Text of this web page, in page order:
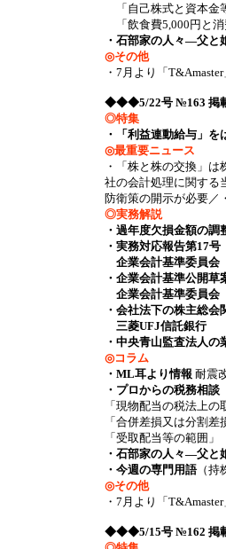
「自己株式と資本金
「飲食費5,000円と消
・石部家の人々―父と
◎その他
・7月より「
◆◆◆5/22号 №163 掲
◎特集
・「利益連動給与」
◎最重要ニュース
・「株と株の交換」
社の会計処理に関する
防衛策の開示が必要／
◎実務解説
・過年度欠損金額の
・実務対応報告第17
企業会計基準委員
・企業会計基準公開
企業会計基準委員
・会社法下の株主総
三菱UFJ信託銀行
・中央青山監査法人
◎コラム
・ML耳より情報 耐震
・プロからの税務相
「現物配当の税法上の
「合併差損又は分割差
「受取配当等の範囲」
・石部家の人々―父と
・今週の専門用語（持
◎その他
・7月より「
◆◆◆5/15号 №162 掲